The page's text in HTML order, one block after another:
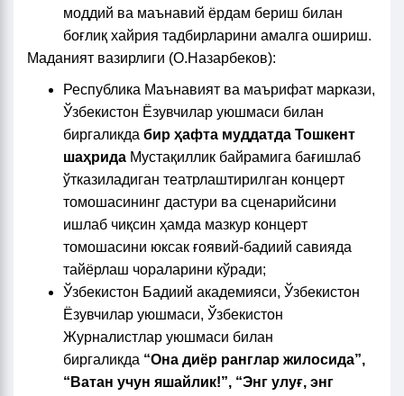
моддий ва маънавий ёрдам бериш билан
боғлиқ хайрия тадбирларини амалга ошириш.
Маданият вазирлиги (О.Назарбеков):
Республика Маънавият ва маърифат маркази,
Ўзбекистон Ёзувчилар уюшмаси билан
биргаликда бир ҳафта муддатда Тошкент
шаҳрида Мустақиллик байрамига бағишлаб
ўтказиладиган театрлаштирилган концерт
томошасининг дастури ва сценарийсини
ишлаб чиқсин ҳамда мазкур концерт
томошасини юксак ғоявий-бадиий савияда
тайёрлаш чораларини кўради;
Ўзбекистон Бадиий академияси, Ўзбекистон
Ёзувчилар уюшмаси, Ўзбекистон
Журналистлар уюшмаси билан
биргаликда “Она диёр ранглар жилосида”,
“Ватан учун яшайлик!”, “Энг улуғ, энг